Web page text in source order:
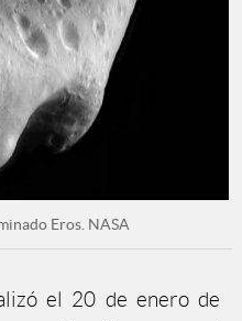
Eros. NASA
el 20 de enero de